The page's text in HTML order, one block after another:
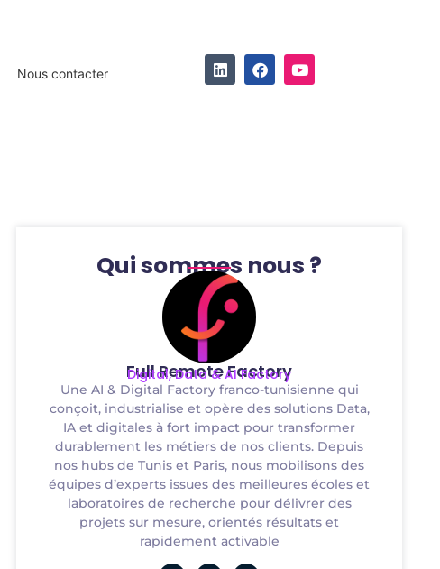
Nous contacter
Qui sommes nous ?
Full Remote Factory
Digital, Data & AI Factory
Une AI & Digital Factory franco-tunisienne qui
conçoit, industrialise et opère des solutions Data,
IA et digitales à fort impact pour transformer
durablement les métiers de nos clients. Depuis
nos hubs de Tunis et Paris, nous mobilisons des
équipes d’experts issues des meilleures écoles et
laboratoires de recherche pour délivrer des
projets sur mesure, orientés résultats et
rapidement activable